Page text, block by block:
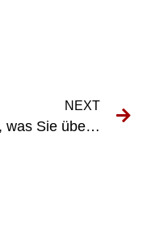
NEXT
Alles, was Sie über die UVV-Prüfung in Steinfurt wissen müssen